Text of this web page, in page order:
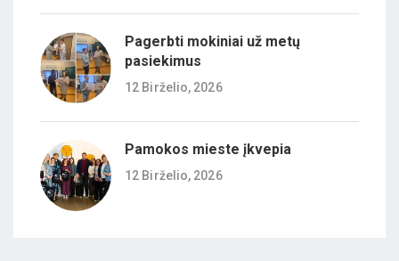
Pagerbti mokiniai už metų
pasiekimus
12 Birželio, 2026
Pamokos mieste įkvepia
12 Birželio, 2026